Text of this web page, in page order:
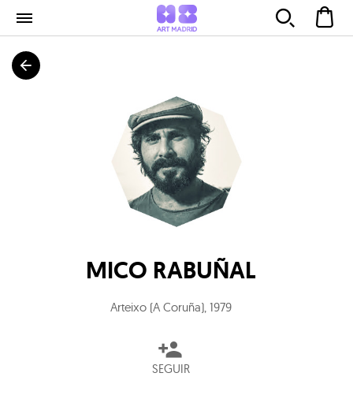
MICO RABUÑAL
Arteixo (A Coruña), 1979
SEGUIR